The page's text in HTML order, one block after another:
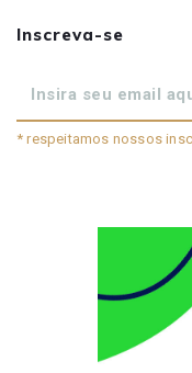
Inscreva-se
* respeitamos nossos